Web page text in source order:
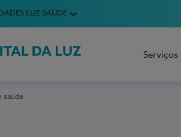
LUZ SAÚDE
Oiã
Serviços
saúde